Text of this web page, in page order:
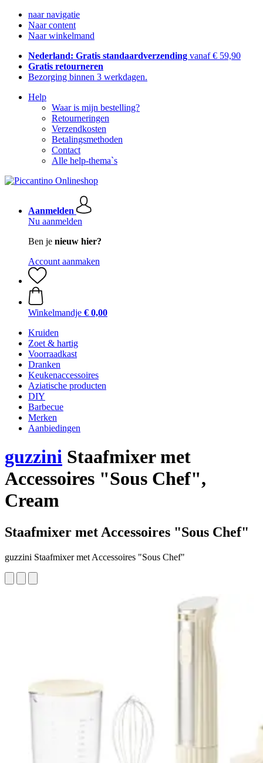
naar navigatie
Naar content
Naar winkelmand
Nederland: Gratis standaardverzending vanaf € 59,90
Gratis retourneren
Bezorging binnen 3 werkdagen.
Help
Waar is mijn bestelling?
Retourneringen
Verzendkosten
Betalingsmethoden
Contact
Alle help-thema`s
Aanmelden
Nu aanmelden
Ben je nieuw hier?
Account aanmaken
Winkelmandje € 0,00
Kruiden
Zoet & hartig
Voorraadkast
Dranken
Keukenaccessoires
Aziatische producten
DIY
Barbecue
Merken
Aanbiedingen
guzzini Staafmixer met
Accessoires "Sous Chef",
Cream
Staafmixer met Accessoires "Sous Chef"
guzzini Staafmixer met Accessoires "Sous Chef"